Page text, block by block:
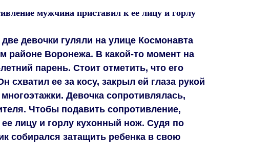
мужчина приставил к ее лицу и горлу
девочки гуляли на улице Космонавта
районе Воронежа. В какой-то момент на
парень. Стоит отметить, что его
схватил ее за косу, закрыл ей глаза рукой
Девочка сопротивлялась,
Чтобы подавить сопротивление,
лицу и горлу кухонный нож. Судя по
собирался затащить ребенка в свою